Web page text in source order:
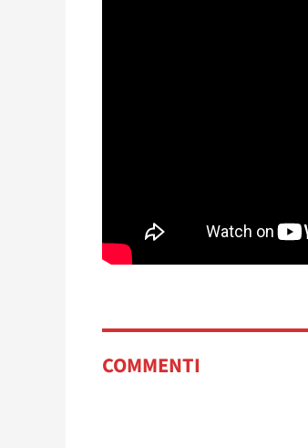
COMMENTI